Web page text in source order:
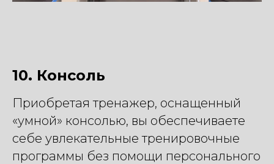
10. Консоль
Приобретая тренажер, оснащенный
«умной» консолью, вы обеспечиваете
себе увлекательные тренировочные
программы без помощи персонального